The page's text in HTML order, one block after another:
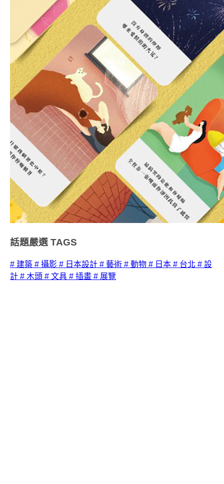
話題嚴選 TAGS
# 建築 # 攝影 # 日本設計 # 藝術 # 動物 # 日本 # 台北 # 設
計 # 木頭 # 文具 # 插畫 # 展覽